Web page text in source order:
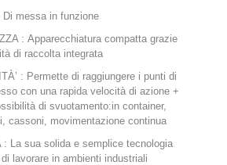
Di messa in funzione
: Apparecchiatura compatta grazie
di raccolta integrata
: Permette di raggiungere i punti di
con una rapida velocità di azione +
di svuotamento:in container,
cassoni, movimentazione continua
: La sua solida e semplice tecnologia
lavorare in ambienti industriali